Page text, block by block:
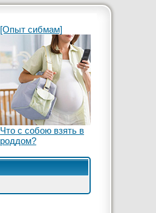
[Опыт сибмам]
Что с собою взять в
роддом?